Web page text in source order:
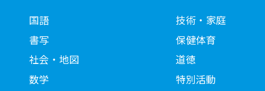
国語
書写
社会・地図
数学
技術・家庭
保健体育
道徳
特別活動